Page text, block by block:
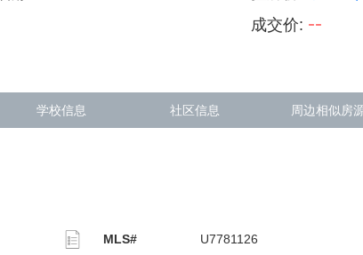
成交价: --
学校信息 社区信息 周边相似房
MLS# U7781126